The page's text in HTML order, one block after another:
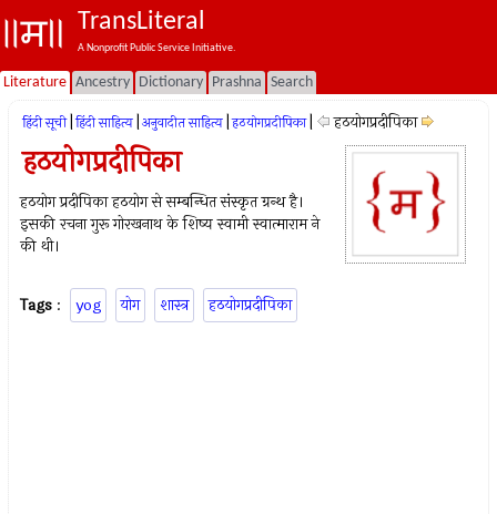
TransLiteral
A Nonprofit Public Service Initiative.
Literature Ancestry Dictionary Prashna Search
हिंदी सूची हिंदी साहित्य अनुवादीत साहित्य हठयोगप्रदीपिका हठयोगप्रदीपिका
हठयोगप्रदीपिका
हठयोग प्रदीपिका हठयोग से सम्बन्धित संस्कृत ग्रन्थ है।
इसकी रचना गुरू गोरखनाथ के शिष्य स्वामी स्वात्माराम ने
की थी।
Tags : yog योग शास्त्र हठयोगप्रदीपिका